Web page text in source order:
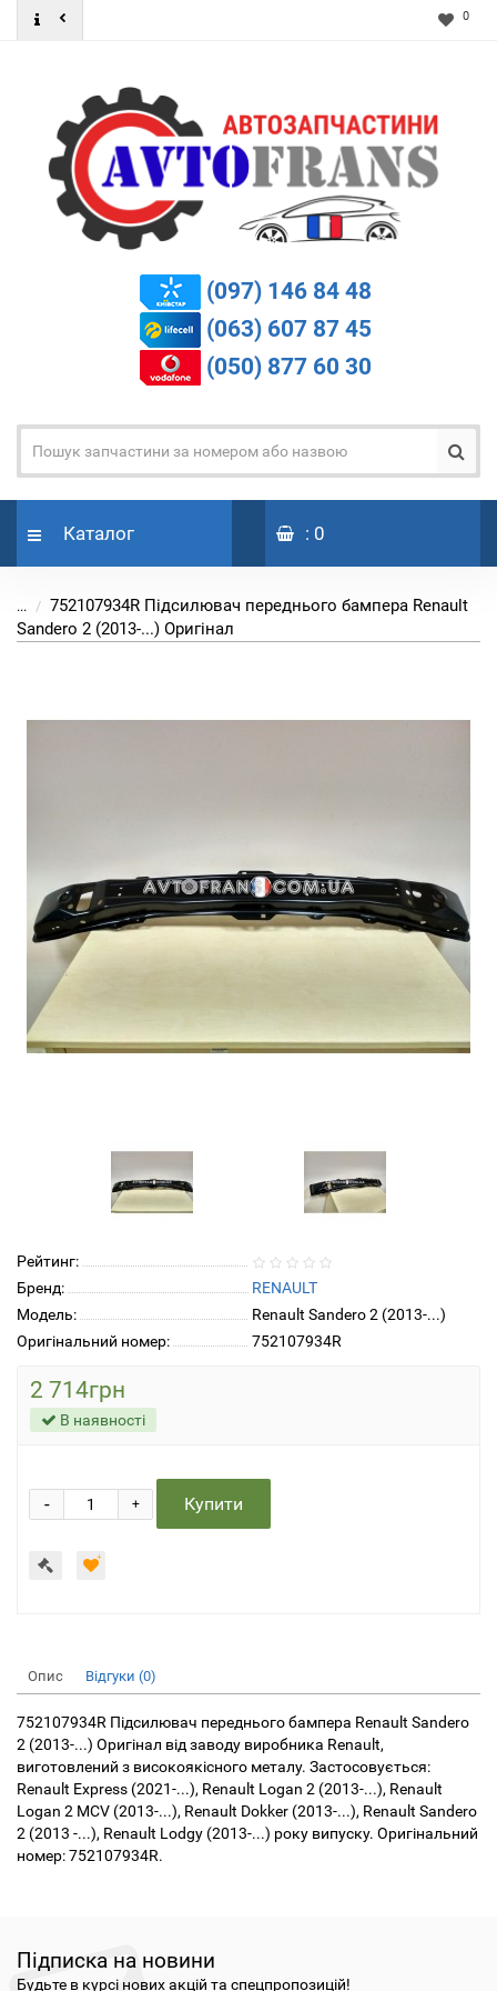
0
(097) 146 84 48
(063) 607 87 45
(050) 877 60 30
Каталог : 0
...
752107934R Підсилювач переднього бампера Renault
Sandero 2 (2013-...) Оригінал
Рейтинг:
Бренд:
RENAULT
Модель:
Renault Sandero 2 (2013-...)
Оригінальний номер:
752107934R
2 714грн
В наявності
+
- Купити
Опис Відгуки (0)
752107934R Підсилювач переднього бампера Renault Sandero
2 (2013-...) Оригінал від заводу виробника Renault,
виготовлений з високоякісного металу. Застосовується:
Renault Express (2021-...), Renault Logan 2 (2013-...), Renault
Logan 2 MCV (2013-...), Renault Dokker (2013-...), Renault Sandero
2 (2013 -...), Renault Lodgy (2013-...) року випуску. Оригінальний
номер: 752107934R.
Підписка на новини
Будьте в курсі нових акцій та спецпропозицій!